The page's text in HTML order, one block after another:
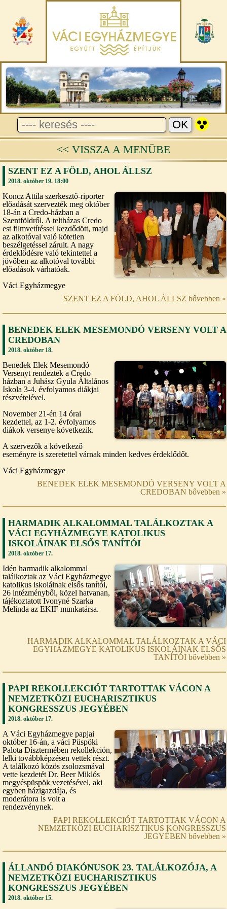
<< VISSZA A MENÜBE
SZENT EZ A FÖLD, AHOL ÁLLSZ
2018. október 19. 18:00
Koncz Attila szerkesztő-riporter
előadását szervezték meg október
18-án a Credo-házban a
Szentföldről. A teltházas Credo
est filmvetítéssel kezdődött, majd
az alkotóval való kötetlen
beszélgetéssel zárult. A nagy
érdeklődésre való tekintettel a
jövőben az alkotóval további
előadások várhatóak.
Váci Egyházmegye
SZENT EZ A FÖLD, AHOL ÁLLSZ bővebben »
BENEDEK ELEK MESEMONDÓ VERSENY VOLT A
CREDOBAN
2018. október 18.
Benedek Elek Mesemondó
Versenyt rendeztek a Credo
házban a Juhász Gyula Általános
Iskola 3-4. évfolyamos diákjai
részvételével.
November 21-én 14 órai
kezdettel, az 1-2. évfolyamos
diákok versenye következik.
A szervezők a következő
eseményre is szeretettel várnak minden kedves érdeklődőt.
Váci Egyházmegye
BENEDEK ELEK MESEMONDÓ VERSENY VOLT A
CREDOBAN bővebben »
HARMADIK ALKALOMMAL TALÁLKOZTAK A
VÁCI EGYHÁZMEGYE KATOLIKUS
ISKOLÁINAK ELSŐS TANÍTÓI
2018. október 17.
Idén harmadik alkalommal
találkoztak az Váci Egyházmegye
katolikus iskoláinak elsős tanítói,
26 intézményből, közel hatvanan,
tájékoztatott Ivonyné Szarka
Melinda az EKIF munkatársa.
HARMADIK ALKALOMMAL TALÁLKOZTAK A VÁCI
EGYHÁZMEGYE KATOLIKUS ISKOLÁINAK ELSŐS
TANÍTÓI bővebben »
PAPI REKOLLEKCIÓT TARTOTTAK VÁCON A
NEMZETKÖZI EUCHARISZTIKUS
KONGRESSZUS JEGYÉBEN
2018. október 17.
A Váci Egyházmegye papjai
október 16-án, a váci Püspöki
Palota Dísztermében rekollekción,
lelki továbbképzésen vettek részt.
A találkozó közös zsolozsmával
vette kezdetét Dr. Beer Miklós
megyéspüspök vezetésével, aki
egyben házigazdája, és
moderátora is volt a
rendezvénynek.
PAPI REKOLLEKCIÓT TARTOTTAK VÁCON A
NEMZETKÖZI EUCHARISZTIKUS KONGRESSZUS
JEGYÉBEN bővebben »
ÁLLANDÓ DIAKÓNUSOK 23. TALÁLKOZÓJA, A
NEMZETKÖZI EUCHARISZTIKUS
KONGRESSZUS JEGYÉBEN
2018. október 15.